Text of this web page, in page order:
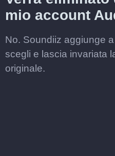
mio account
No. Soundiiz aggiunge
scegli e lascia invariata
originale.